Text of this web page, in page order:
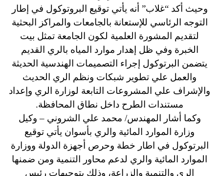
وحيث أكد “غلاب” أنه يأتي توقيع البروتوكول في إطار
التوجه الرئاسي للإستعانة بالجامعات والمراكز البحثية
لتقديم المشورة العلمية لكون الجامعة تمثل بيت
الخبرة وفي ظل إهدار موارد المياه بالري القديم
يتضمن البرتوكول إجراء التصميمات الهندسية الحديثة
والعمل علي تطوير شبكات ونظم الري الحديث
والإشراف علي المشروعات التابعة لوزارة الري وإعداد
مستندات الطرح داخل نطاق المحافظة.
وكما أشار المهندس/ محمد علي الشروني – وكيل
وزارة الموارد المائية والري بأسوان يأتي توقيع
البرتوكول في اطار خطة وحرص أجهزة الدولة ووزارة
الموارد المائية والري لدعم محاور التنمية ومن ضمنها
الري والتنمية والزراعة، وذلك بتوجيهات رئيس